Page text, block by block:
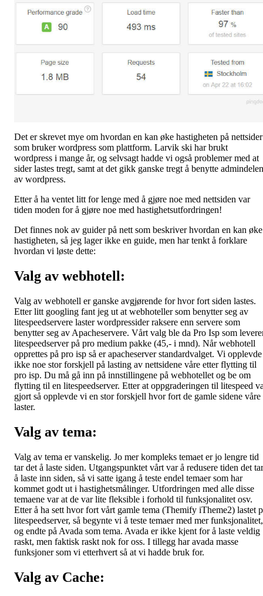
Det er skrevet mye om hvordan en kan øke hastigheten på nettsider
som bruker wordpress som plattform. Larvik ski har brukt
wordpress i mange år, og selvsagt hadde vi også problemer med at
sider lastes tregt, samt at det gikk ganske tregt å benytte admindelen
av wordpress.
Etter å ha ventet litt for lenge med å gjøre noe med nettsiden var
tiden moden for å gjøre noe med hastighetsutfordringen!
Det finnes nok av guider på nett som beskriver hvordan en kan øke
hastigheten, så jeg lager ikke en guide, men har tenkt å forklare
hvordan vi løste dette:
Valg av webhotell:
Valg av webhotell er ganske avgjørende for hvor fort siden lastes.
Etter litt googling fant jeg ut at webhoteller som benytter seg av
litespeedservere laster wordpressider raksere enn servere som
benytter seg av Apacheservere. Vårt valg ble da Pro Isp som
litespeedserver på pro medium pakke (45,- i mnd). Når webhotell
opprettes på pro isp så er apacheserver standardvalget. Vi opplevde
ikke noe stor forskjell på lasting av nettsidene våre etter flytting til
pro isp. Du må gå inn på innstillingene på webhotellet og be om
flytting til en litespeedserver. Etter at oppgraderingen til litespeed
gjort så opplevde vi en stor forskjell hvor fort de gamle sidene våre
laster.
Valg av tema:
Valg av tema er vanskelig. Jo mer kompleks temaet er jo lengre tid
tar det å laste siden. Utgangspunktet vårt var å redusere tiden det tar
å laste inn siden, så vi satte igang å teste endel temaer som har
kommet godt ut i hastighetsmålinger. Utfordringen med alle disse
temaene var at de var lite fleksible i forhold til funksjonalitet osv.
Etter å ha sett hvor fort vårt gamle tema (Themify iTheme2) lastet
litespeedserver, så begynte vi å teste temaer med mer funksjonalitet,
og endte på Avada som tema. Avada er ikke kjent for å laste veldig
raskt, men faktisk raskt nok for oss. I tillegg har avada masse
funksjoner som vi etterhvert så at vi hadde bruk for.
Valg av Cache: